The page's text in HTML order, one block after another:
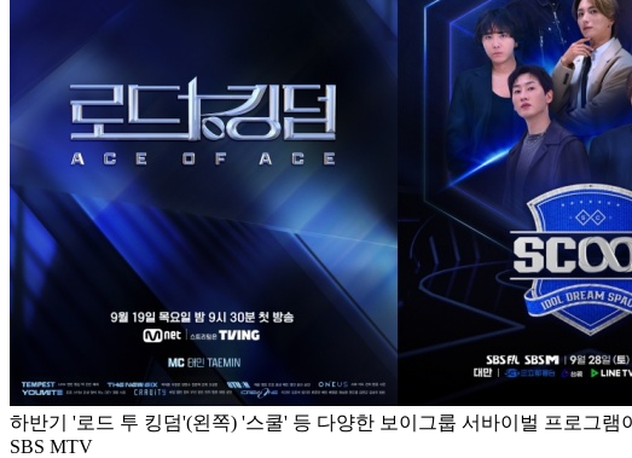
하반기 '로드 투 킹덤'(왼쪽) '스쿨' 등 다양한 보이그룹 서바이벌 프로그램
SBS MTV